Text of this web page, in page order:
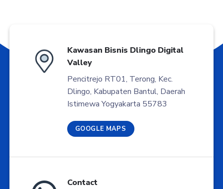
Kawasan Bisnis Dlingo Digital
Valley
Pencitrejo RT01, Terong, Kec.
Dlingo, Kabupaten Bantul, Daerah
Istimewa Yogyakarta 55783
GOOGLE MAPS
Contact